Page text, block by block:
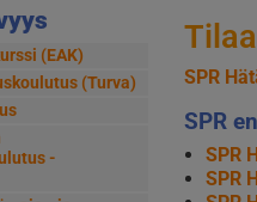
(EAK)
(Turva)
-
SPR
SPR
SPR
SPR